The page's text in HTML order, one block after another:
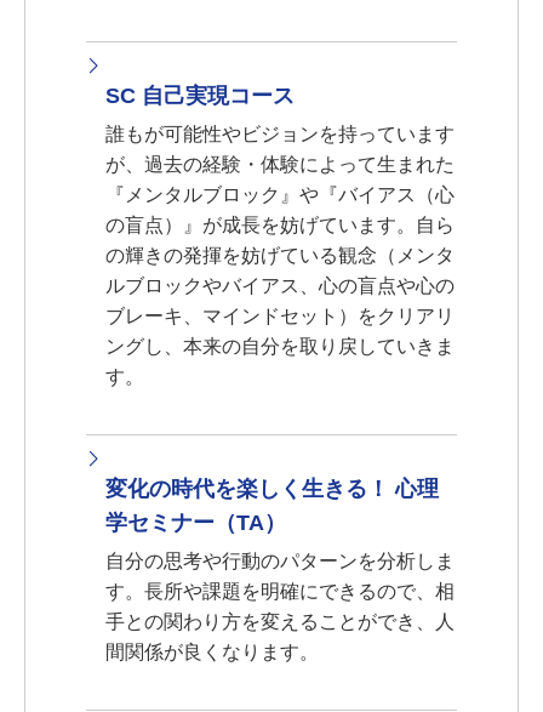
SC 自己実現コース
誰もが可能性やビジョンを持っています
が、過去の経験・体験によって生まれた
『メンタルブロック』や『バイアス（心
の盲点）』が成長を妨げています。自ら
の輝きの発揮を妨げている観念（メンタ
ルブロックやバイアス、心の盲点や心の
ブレーキ、マインドセット）をクリアリ
ングし、本来の自分を取り戻していきま
す。
変化の時代を楽しく生きる！ 心理
学セミナー（TA）
自分の思考や行動のパターンを分析しま
す。長所や課題を明確にできるので、相
手との関わり方を変えることができ、人
間関係が良くなります。